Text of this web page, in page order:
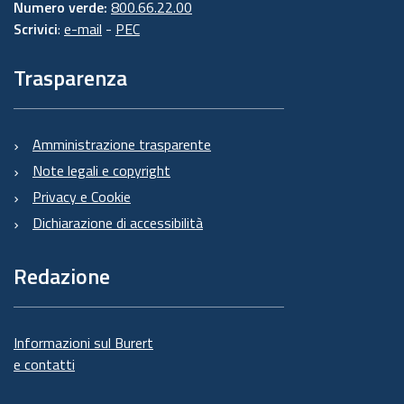
Numero verde: 800.66.22.00
Scrivici: e-mail - PEC
Trasparenza
Amministrazione trasparente
Note legali e copyright
Privacy e Cookie
Dichiarazione di accessibilità
Redazione
Informazioni sul Burert
e contatti